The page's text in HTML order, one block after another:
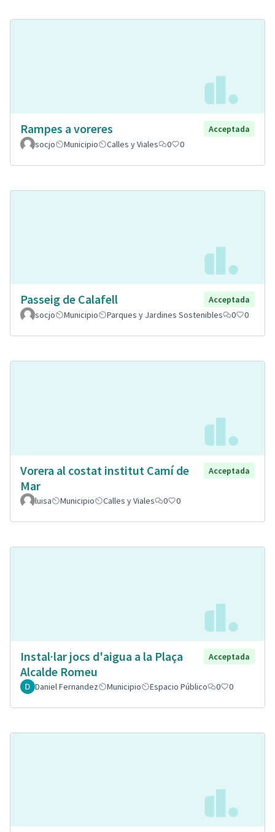
Rampes a voreres
Acceptada
socjo
Municipio Calles y Viales 0 0
Passeig de Calafell
Acceptada
socjo
Municipio Parques y Jardines Sostenibles 0 0
Vorera al costat institut Camí de
Mar
Acceptada
luisa Municipio Calles y Viales 0 0
Instal·lar jocs d'aigua a la Plaça
Alcalde Romeu
Acceptada
Daniel Fernandez Municipio Espacio Público 0 0